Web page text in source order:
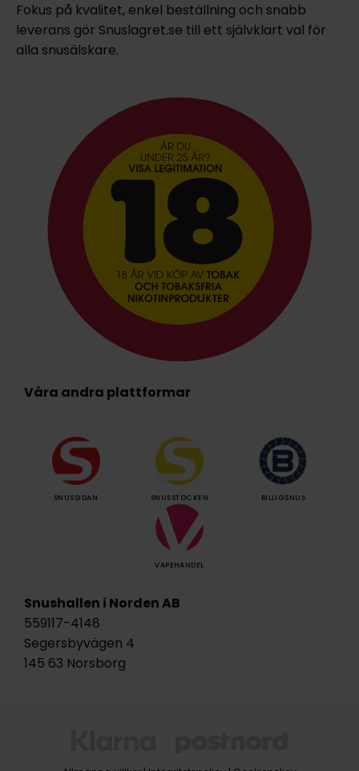
Fokus på kvalitet, enkel beställning och snabb
leverans gör Snuslagret.se till ett självklart val för
alla snusälskare.
Våra andra plattformar
SNUSSIDAN SNUSSTOCKEN BILLIGSNUS
VAPEHANDEL
Snushallen i Norden AB
559117-4148
Segersbyvägen 4
145 63 Norsborg